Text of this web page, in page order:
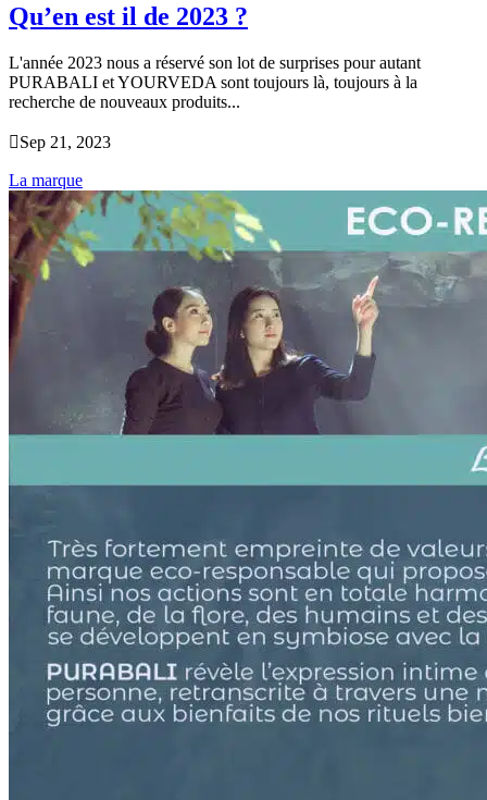
Qu’en est il de 2023 ?
L'année 2023 nous a réservé son lot de surprises pour autant
PURABALI et YOURVEDA sont toujours là, toujours à la
recherche de nouveaux produits...
Sep 21, 2023
La marque